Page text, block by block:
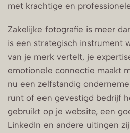
met krachtige en
Zakelijke fotografie is meer
is een strategisch instrument
van je merk vertelt, je
emotionele connectie maakt
nu een zelfstandig
runt of een gevestigd bedrijf
gebruikt op je website, een
LinkedIn en andere uitingen